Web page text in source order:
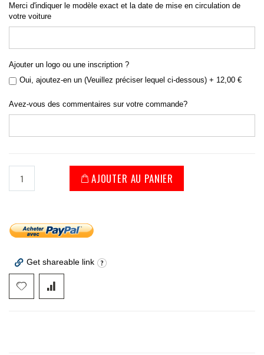
Merci d'indiquer le modèle exact et la date de mise en circulation de
votre voiture
Ajouter un logo ou une inscription ?
Oui, ajoutez-en un (Veuillez préciser lequel ci-dessous) + 12,00 €
Avez-vous des commentaires sur votre commande?
AJOUTER AU PANIER
Get shareable link